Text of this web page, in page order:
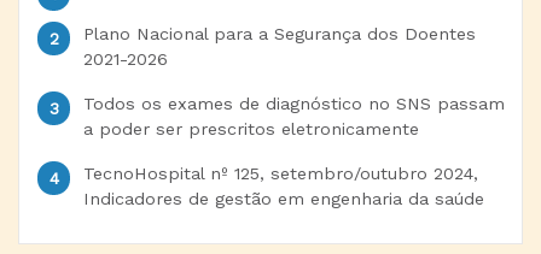
Plano Nacional para a Segurança dos Doentes
2021-2026
Todos os exames de diagnóstico no SNS passam
a poder ser prescritos eletronicamente
TecnoHospital nº 125, setembro/outubro 2024,
Indicadores de gestão em engenharia da saúde